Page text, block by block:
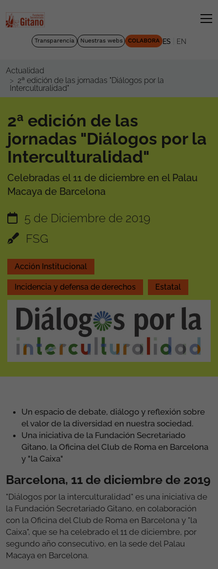
Transparencia Nuestras webs COLABORA ES EN
Actualidad
2ª edición de las jornadas "Diálogos por la
Interculturalidad"
2ª edición de las
jornadas "Diálogos por la
Interculturalidad"
Celebradas el 11 de diciembre en el Palau
Macaya de Barcelona
5 de Diciembre de 2019
FSG
Acción Institucional
Incidencia y defensa de derechos Estatal
Un espacio de debate, diálogo y reflexión sobre
el valor de la diversidad en nuestra sociedad.
Una iniciativa de la Fundación Secretariado
Gitano, la Oficina delClub de Roma en Barcelona
y "la Caixa"
Barcelona, 11 de diciembre de 2019
"Diálogos por la interculturalidad" es una iniciativa de
la Fundación Secretariado Gitano, en colaboración
con la Oficina del Club de Roma en Barcelona y "la
Caixa", que se ha celebrado el 11 de diciembre, por
segundo año consecutivo, en la sede del Palau
Macaya en Barcelona.